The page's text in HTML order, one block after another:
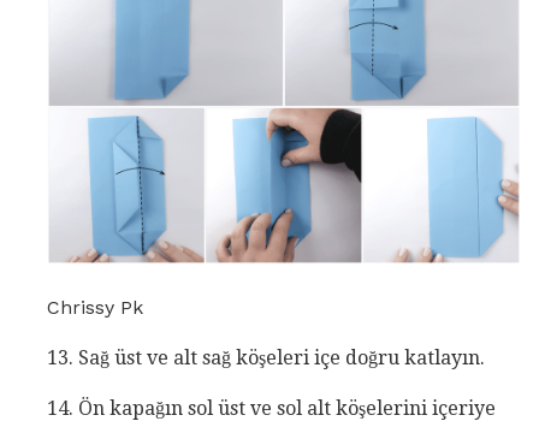
Chrissy Pk
13. Sağ üst ve alt sağ köşeleri içe doğru katlayın.
14. Ön kapağın sol üst ve sol alt köşelerini içeriye